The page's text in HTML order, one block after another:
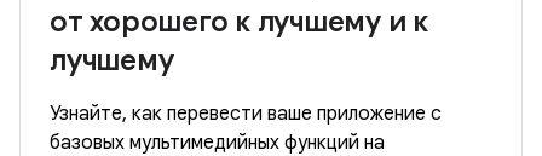
от хорошего к лучшему и к
лучшему
Узнайте, как перевести ваше приложение с
базовых мультимедийных функций на